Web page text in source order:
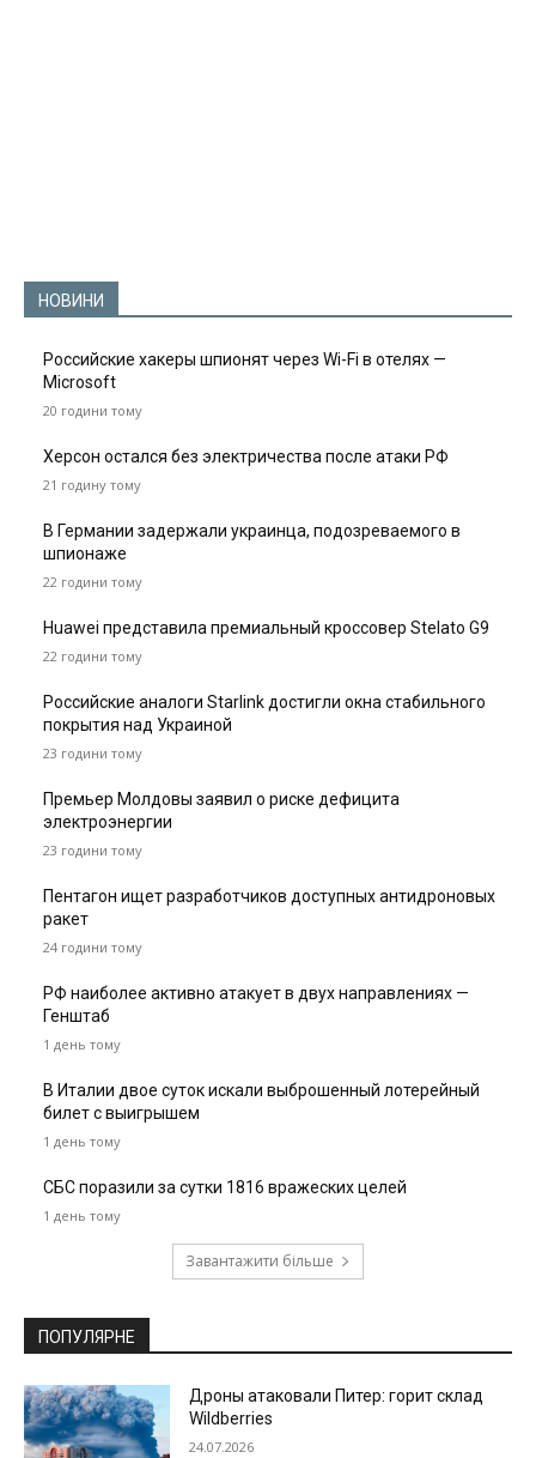
НОВИНИ
Российские хакеры шпионят через Wi-Fi в отелях —
Microsoft
20 години тому
Херсон остался без электричества после атаки РФ
21 годину тому
В Германии задержали украинца, подозреваемого в
шпионаже
22 години тому
Huawei представила премиальный кроссовер Stelato G9
22 години тому
Российские аналоги Starlink достигли окна стабильного
покрытия над Украиной
23 години тому
Премьер Молдовы заявил о риске дефицита
электроэнергии
23 години тому
Пентагон ищет разработчиков доступных антидроновых
ракет
24 години тому
РФ наиболее активно атакует в двух направлениях —
Генштаб
1 день тому
В Италии двое суток искали выброшенный лотерейный
билет с выигрышем
1 день тому
СБС поразили за сутки 1816 вражеских целей
1 день тому
Завантажити більше
ПОПУЛЯРНЕ
Дроны атаковали Питер: горит склад
Wildberries
24.07.2026